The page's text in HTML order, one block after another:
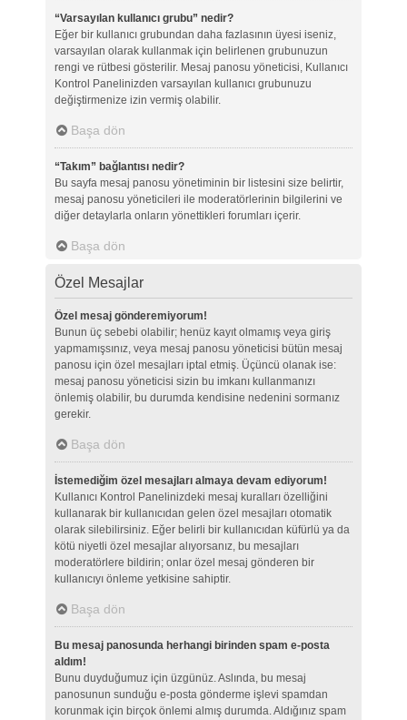
“Varsayılan kullanıcı grubu” nedir?
Eğer bir kullanıcı grubundan daha fazlasının üyesi iseniz,
varsayılan olarak kullanmak için belirlenen grubunuzun
rengi ve rütbesi gösterilir. Mesaj panosu yöneticisi, Kullanıcı
Kontrol Panelinizden varsayılan kullanıcı grubunuzu
değiştirmenize izin vermiş olabilir.
Başa dön
“Takım” bağlantısı nedir?
Bu sayfa mesaj panosu yönetiminin bir listesini size belirtir,
mesaj panosu yöneticileri ile moderatörlerinin bilgilerini ve
diğer detaylarla onların yönettikleri forumları içerir.
Başa dön
Özel Mesajlar
Özel mesaj gönderemiyorum!
Bunun üç sebebi olabilir; henüz kayıt olmamış veya giriş
yapmamışsınız, veya mesaj panosu yöneticisi bütün mesaj
panosu için özel mesajları iptal etmiş. Üçüncü olanak ise:
mesaj panosu yöneticisi sizin bu imkanı kullanmanızı
önlemiş olabilir, bu durumda kendisine nedenini sormanız
gerekir.
Başa dön
İstemediğim özel mesajları almaya devam ediyorum!
Kullanıcı Kontrol Panelinizdeki mesaj kuralları özelliğini
kullanarak bir kullanıcıdan gelen özel mesajları otomatik
olarak silebilirsiniz. Eğer belirli bir kullanıcıdan küfürlü ya da
kötü niyetli özel mesajlar alıyorsanız, bu mesajları
moderatörlere bildirin; onlar özel mesaj gönderen bir
kullanıcıyı önleme yetkisine sahiptir.
Başa dön
Bu mesaj panosunda herhangi birinden spam e-posta
aldım!
Bunu duyduğumuz için üzgünüz. Aslında, bu mesaj
panosunun sunduğu e-posta gönderme işlevi spamdan
korunmak için birçok önlemi almış durumda. Aldığınız spam